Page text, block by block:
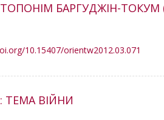
БАРГУДЖІН-
10.15407/orientw2012.03.071
ТЕМА ВІЙНИ